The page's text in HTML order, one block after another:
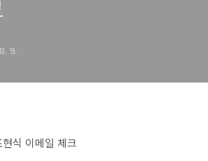
9.
식 이메일 체크